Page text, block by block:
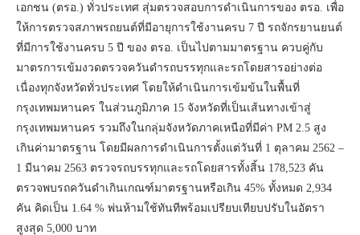
เอกชน (ตรอ.) ทั่วประเทศ สุ่มตรวจสอบการดำเนินการของ ตรอ. เพื่อ
ให้การตรวจสภาพรถยนต์ที่มีอายุการใช้งานครบ 7 ปี รถจักรยานยนต์
ที่มีการใช้งานครบ 5 ปี ของ ตรอ. เป็นไปตามมาตรฐาน ควบคู่กับ
มาตรการเข้มงวดตรวจควันดำรถบรรทุกและรถโดยสารอย่างต่อ
เนื่องทุกจังหวัดทั่วประเทศ โดยให้ดำเนินการเข้มข้นในพื้นที่
กรุงเทพมหานคร ในส่วนภูมิภาค 15 จังหวัดที่เป็นเส้นทางเข้าสู่
กรุงเทพมหานคร รวมถึงในกลุ่มจังหวัดภาคเหนือที่มีค่า PM 2.5 สูง
เกินค่ามาตรฐาน โดยมีผลการดำเนินการตั้งแต่วันที่ 1 ตุลาคม 2562 –
1 มีนาคม 2563 ตรวจรถบรรทุกและรถโดยสารทั้งสิ้น 178,523 คัน
ตรวจพบรถควันดำเกินเกณฑ์มาตรฐานหรือเกิน 45% ทั้งหมด 2,934
คัน คิดเป็น 1.64 % พ่นห้ามใช้ทันทีพร้อมเปรียบเทียบปรับในอัตรา
สูงสุด 5,000 บาท